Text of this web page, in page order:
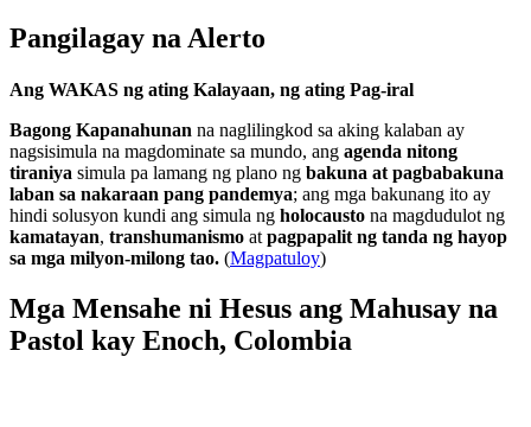
Pangilagay na Alerto
Ang WAKAS ng ating Kalayaan, ng ating Pag-iral
Bagong Kapanahunan na naglilingkod sa aking kalaban ay
nagsisimula na magdominate sa mundo, ang agenda nitong
tiraniya simula pa lamang ng plano ng bakuna at pagbabakuna
laban sa nakaraan pang pandemya; ang mga bakunang ito ay
hindi solusyon kundi ang simula ng holocausto na magdudulot ng
kamatayan, transhumanismo at pagpapalit ng tanda ng hayop
sa mga milyon-milong tao. (Magpatuloy)
Mga Mensahe ni Hesus ang Mahusay na
Pastol kay Enoch, Colombia